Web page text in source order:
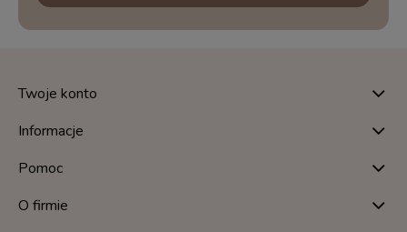
Twoje konto
Informacje
Pomoc
O firmie